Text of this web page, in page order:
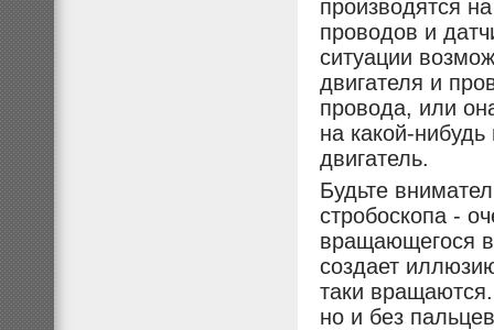
производятся
проводов и
ситуации
двигателя и
провода, или
на какой-
двигатель.
Будьте
стробоскопа -
вращающегося
создает
таки
но и без